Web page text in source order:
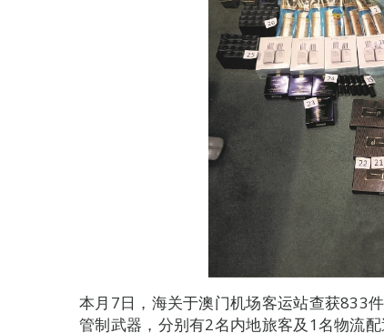
本月7日，海关于澳门机场客运站查获833
管制武器，分别有2名内地旅客及1名物流配